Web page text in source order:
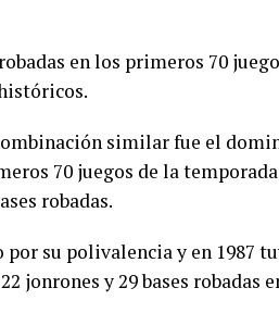
en los primeros 70
similar fue el
70 juegos de la
robadas.
su polivalencia y en 1987
jonrones y 29 bases robadas